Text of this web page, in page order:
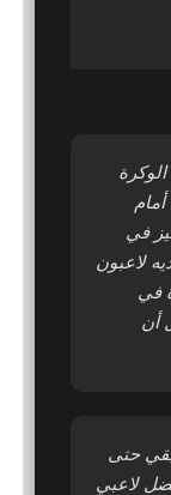
في
لاعبون
في
أن
حتى
لاعبي